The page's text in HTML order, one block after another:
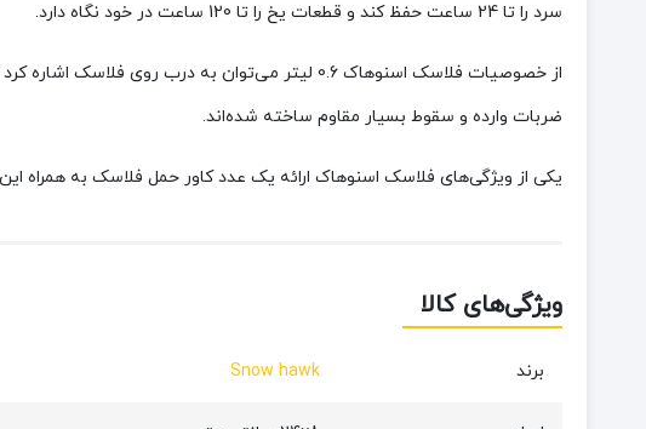
سرد را تا 24 ساعت حفظ کند و قطعات یخ را تا 120 ساعت در خود نگاه دارد.
از خصوصیات فلاسک اسنوهاک 0.6 لیتر می‌توان به
ضربات وارده و سقوط بسیار مقاوم ساخته شده‌اند.
یکی از ویژگی‌های فلاسک اسنوهاک ارائه یک عدد کاور حمل فلاسک به
ویژگی‌های کالا
برند Snow hawk